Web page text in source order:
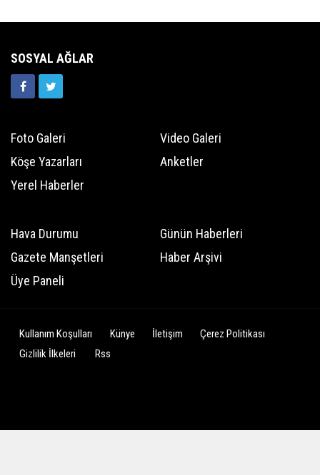
SOSYAL AĞLAR
Foto Galeri
Video Galeri
Köşe Yazarları
Anketler
Yerel Haberler
Hava Durumu
Günün Haberleri
Gazete Manşetleri
Haber Arşivi
Üye Paneli
Kullanım Koşulları Künye İletişim
Çerez Politikası
Gizlilik İlkeleri
Rss